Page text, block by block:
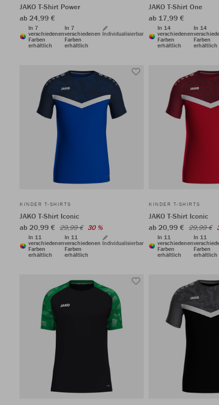
JAKO T-Shirt Power
ab 24,99 €
In 7
verschiedenen
Farben
erhältlich
In 7
verschiedenen
Farben
erhältlich
Individualisierbar
JAKO T-Shirt One
ab 17,99 €
In 14
verschiedenen
Farben
erhältlich
In 14
Farben
erhältlich
KINDER T-SHIRTS
JAKO T-Shirt Iconic
ab 20,99 € 29,99 € 30 %
In 11
verschiedenen
Farben
erhältlich
In 11
verschiedenen
Farben
erhältlich
Individualisierbar
KINDER T-SHIRTS
JAKO T-Shirt Iconic
ab 20,99 € 29,99 €
In 11
verschiedenen
Farben
erhältlich
In 11
Farben
erhältlich